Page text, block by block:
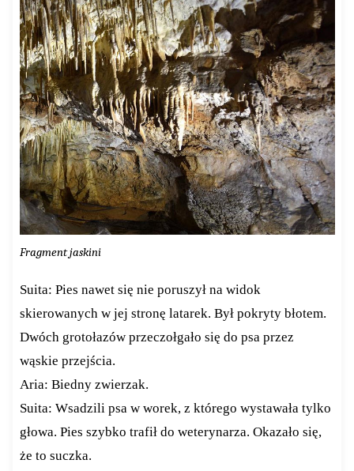
Fragment jaskini
Suita: Pies nawet się nie poruszył na widok
skierowanych w jej stronę latarek. Był pokryty błotem.
Dwóch grotołazów przeczołgało się do psa przez
wąskie przejścia.
Aria: Biedny zwierzak.
Suita: Wsadzili psa w worek, z którego wystawała tylko
głowa. Pies szybko trafił do weterynarza. Okazało się,
że to suczka.